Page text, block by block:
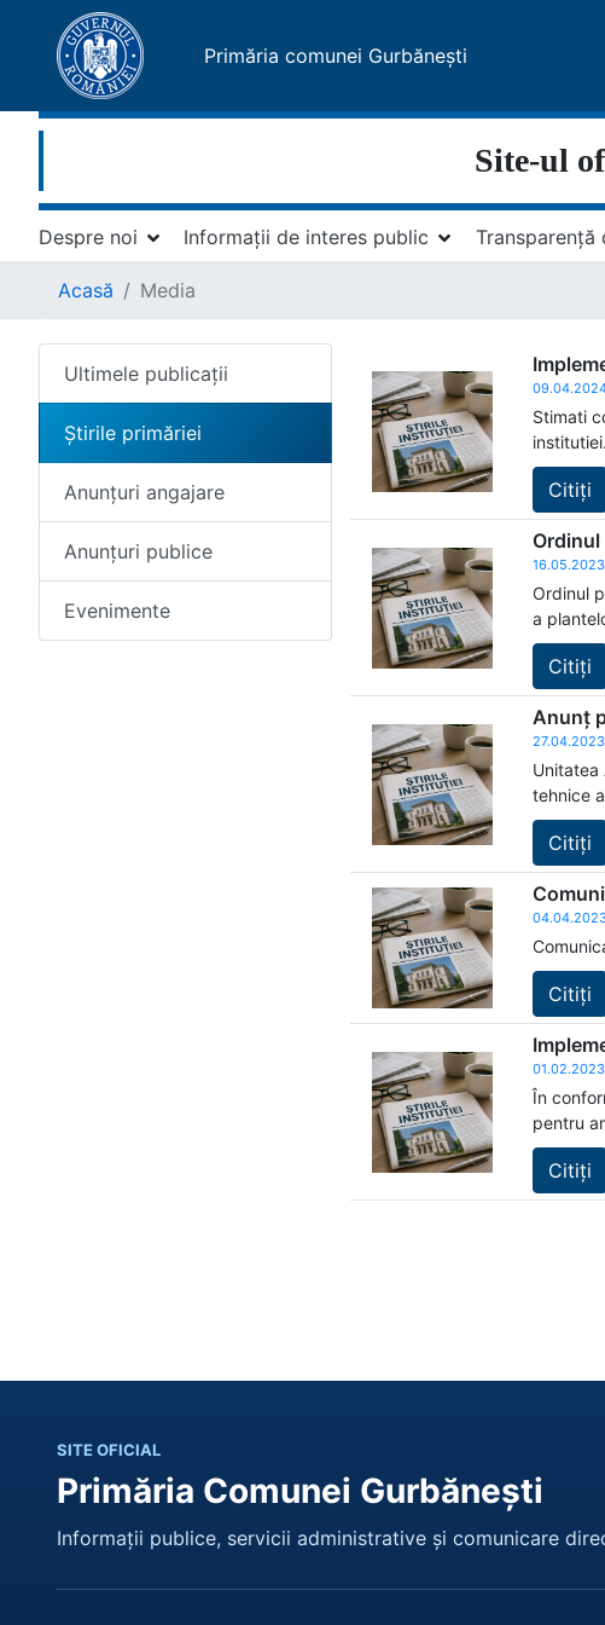
Primăria comunei Gurbănești
Site-ul
Despre noi Informații de interes public Transparență
Acasă Media
Ultimele publicații
Știrile primăriei
Anunțuri angajare
Anunțuri publice
Evenimente
Stimati
Citiți
16.05.2023
Ordinul
a
Citiți
Anunț
27.04.2023
Unitatea
tehnice
Citiți
Citiți
01.02.2023
În
pentru
Citiți
SITE OFICIAL
Primăria Comunei Gurbănești
Informații publice, servicii administrative și comunicare